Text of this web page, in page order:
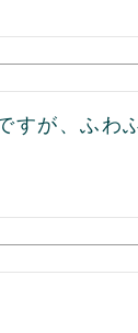
すが、ふわ